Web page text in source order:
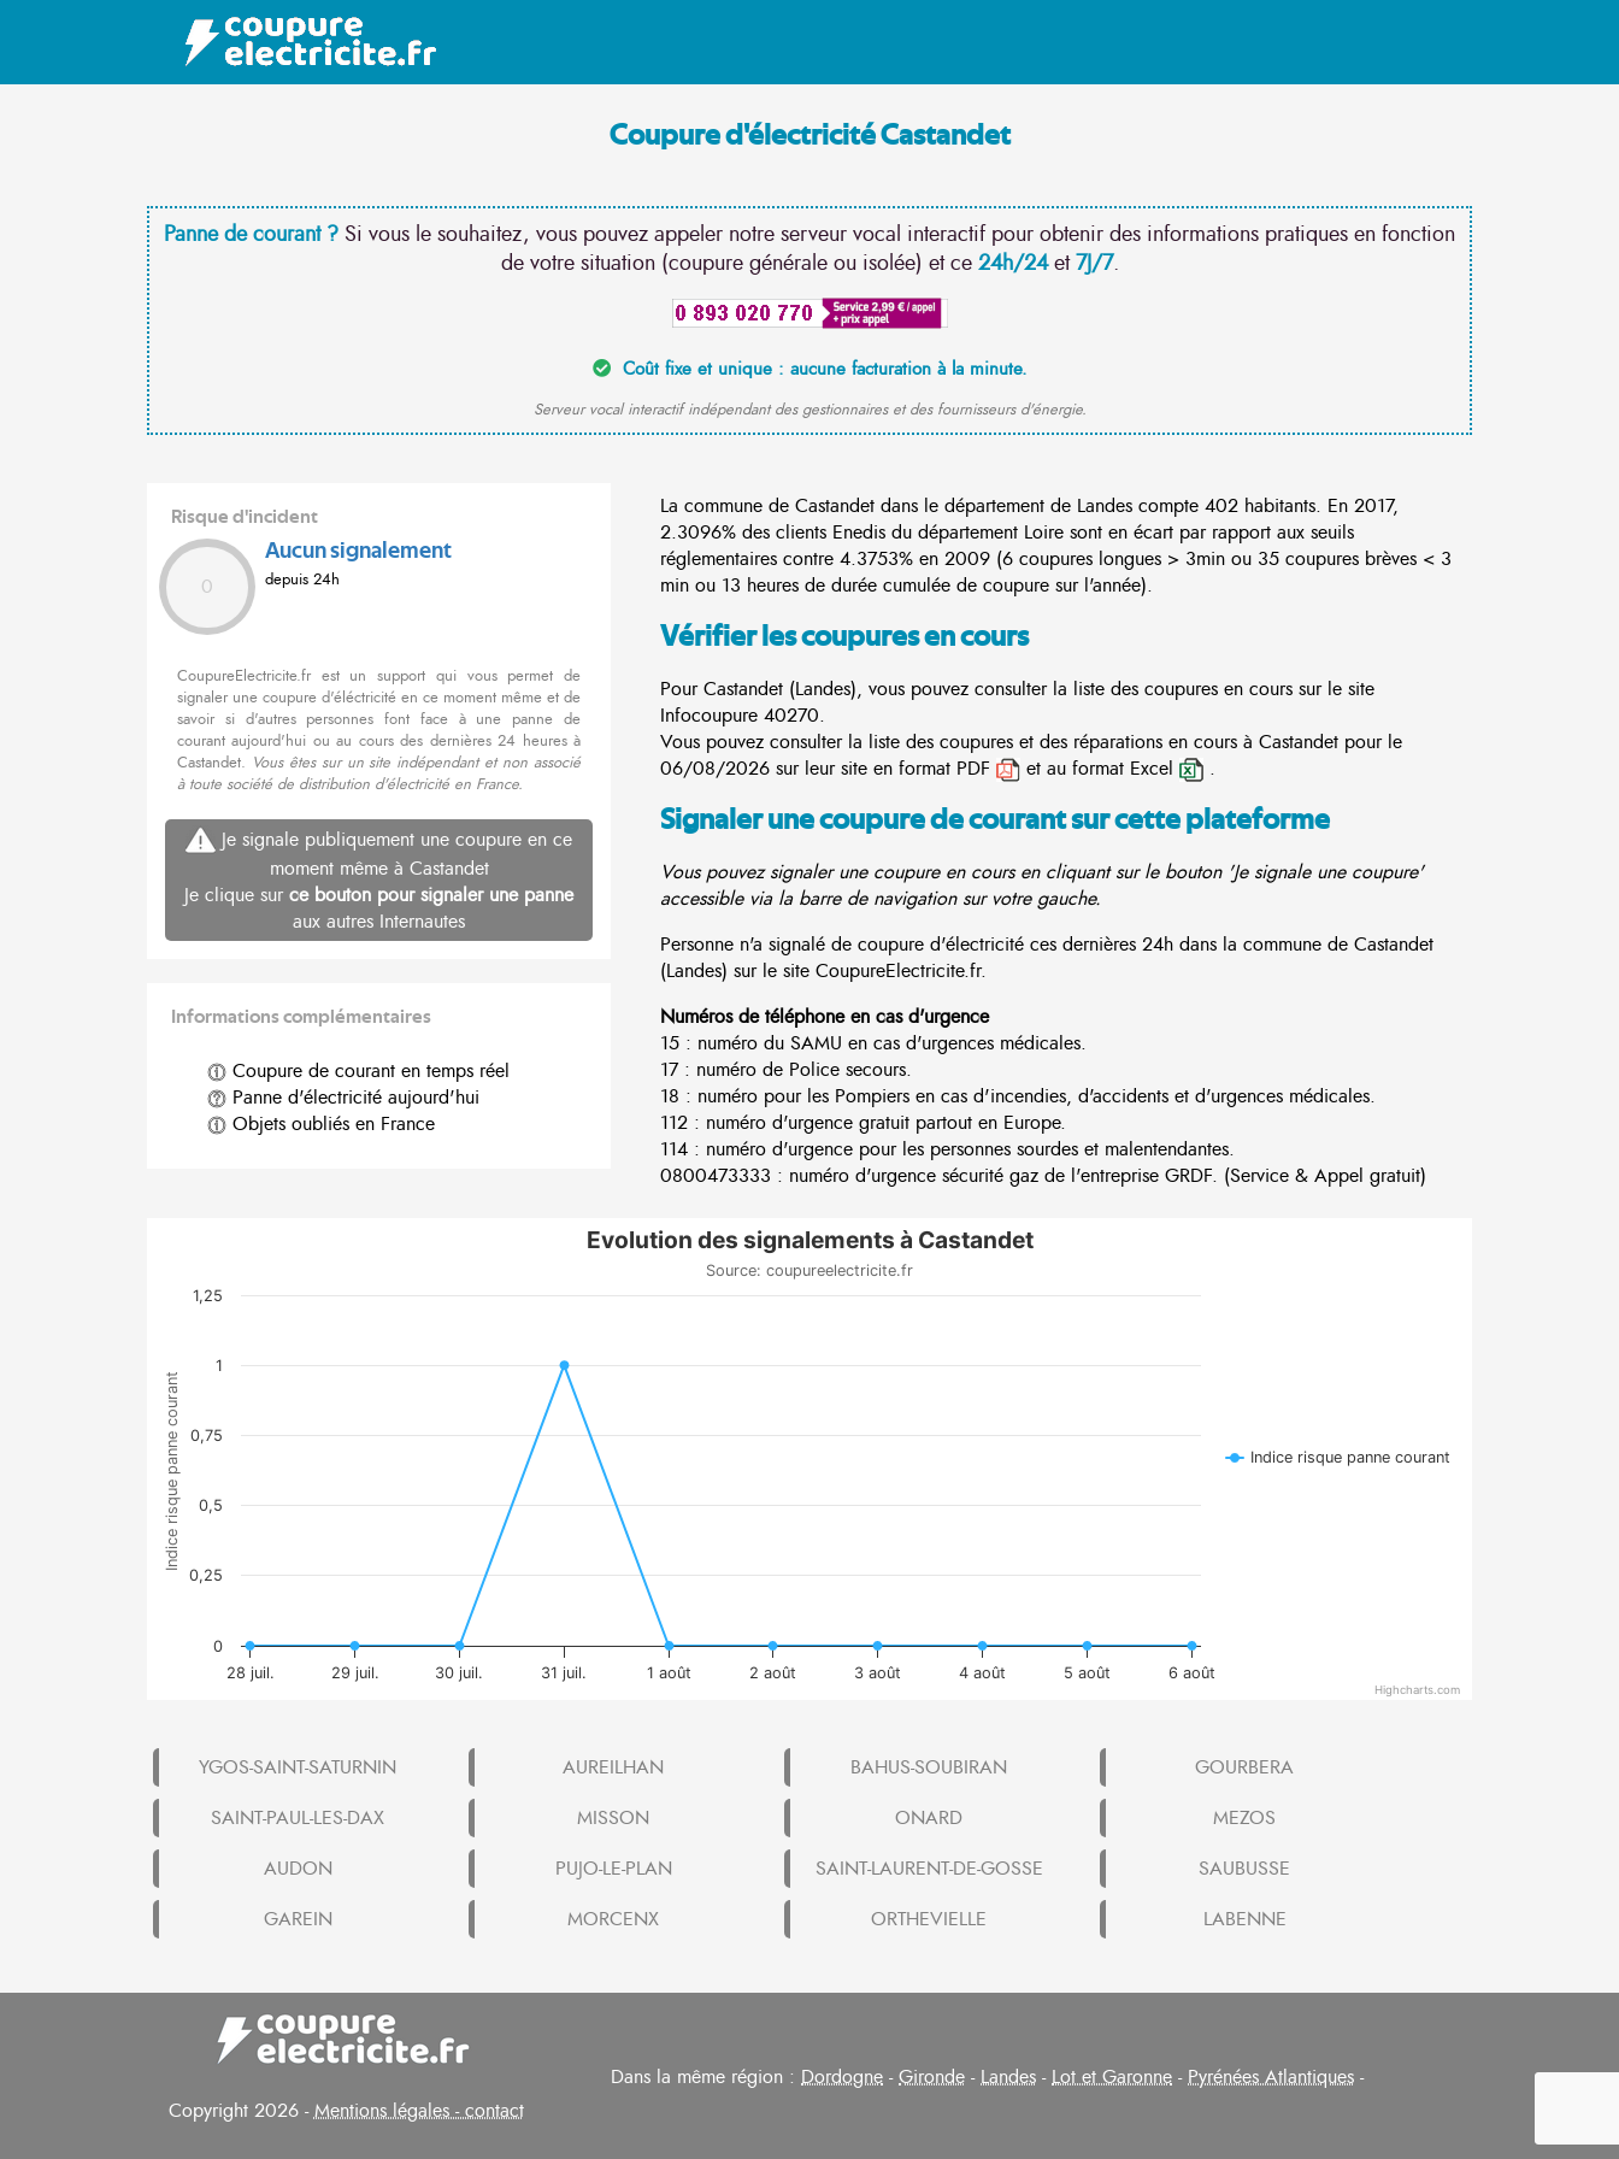
Coupure d'électricité Castandet
Panne de courant ? Si vous le souhaitez, vous pouvez appeler notre serveur vocal interactif pour obtenir des informations pratiques en fonction
de votre situation (coupure générale ou isolée) et ce 24h/24et7J/7.
Coût fixe et unique : aucune facturation à la minute.
Serveur vocal interactif indépendant des gestionnaires et des fournisseurs d'énergie.
Risque d'incident
0
Aucun signalement
depuis 24h
CoupureElectricite.fr est un support qui vous permet de
signaler une coupure d'éléctricité en ce moment même et de
savoir si d'autres personnes font face à une panne de
courant aujourd'hui ou au cours des dernières 24 heures à
Castandet. Vous êtes sur un site indépendant et non associé
à toute société de distribution d'électricité en France.
Je signale publiquement une coupure en ce
moment même à Castandet
Je clique sur ce bouton pour signaler une panne
aux autres Internautes
Informations complémentaires
Coupure de courant en temps réel
Panne d'électricité aujourd'hui
Objets oubliés en France
La commune de Castandet dans le département de Landes compte 402 habitants. En 2017,
2.3096% des clients Enedis du département Loire sont en écart par rapport aux seuils
réglementaires contre 4.3753% en 2009 (6 coupures longues > 3min ou 35 coupures brèves < 3
min ou 13 heures de durée cumulée de coupure sur l'année).
Vérifier les coupures en cours
Pour Castandet (Landes), vous pouvez consulter la liste des coupures en cours sur le site
Infocoupure 40270.
Vous pouvez consulter la liste des coupures et des réparations en cours à Castandet pour le
06/08/2026 sur leur site en format PDF
et au format Excel .
Signaler une coupure de courant sur cette plateforme
Vous pouvez signaler une coupure en cours en cliquant sur le bouton 'Je signale une coupure'
accessible via la barre de navigation sur votre gauche.
Personne n'a signalé de coupure d'électricité ces dernières 24h dans la commune de Castandet
(Landes) sur le site CoupureElectricite.fr.
Numéros de téléphone en cas d'urgence
15 : numéro du SAMU en cas d'urgences médicales.
17 : numéro de Police secours.
18 : numéro pour les Pompiers en cas d'incendies, d'accidents et d'urgences médicales.
112 : numéro d'urgence gratuit partout en Europe.
114 : numéro d'urgence pour les personnes sourdes et malentendantes.
0800473333 : numéro d'urgence sécurité gaz de l'entreprise GRDF. (Service & Appel gratuit)
Indice risque panne courant
Evolution des signalements à Castandet
Source: coupureelectricite.fr
Indice risque panne courant
28 juil. 29 juil. 30 juil. 31 juil. 1 août 2 août 3 août 4 août 5 août 6 août
0
0,25
0,5
0,75
1
1,25
Highcharts.com
YGOS-SAINT-SATURNIN AUREILHAN BAHUS-SOUBIRAN
GOURBERA
SAINT-PAUL-LES-DAX
MISSON ONARD
MEZOS
AUDON
PUJO-LE-PLAN SAINT-LAURENT-DE-GOSSE
SAUBUSSE
GAREIN
MORCENX ORTHEVIELLE LABENNE
Copyright 2026 -Mentions légales - contact
Dans la même région : Dordogne -Gironde -Landes -Lot et Garonne -Pyrénées Atlantiques -